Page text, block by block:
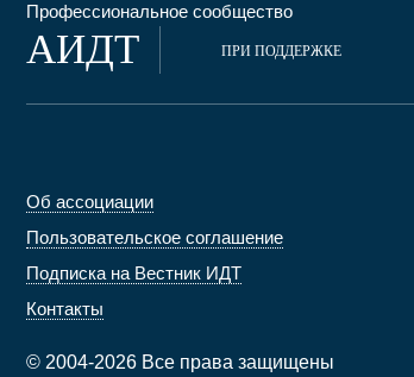
Профессиональное сообщество
АИДТ ПРИ ПОДДЕРЖКЕ
Об ассоциации
Пользовательское соглашение
Подписка на Вестник ИДТ
Контакты
© 2004-2026 Все права защищены